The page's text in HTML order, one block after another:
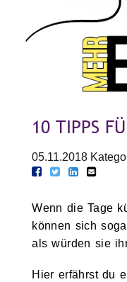
10 TIPPS
05.11.2018
Wenn die Tage
können sich
als würden sie
Hier erfährst du